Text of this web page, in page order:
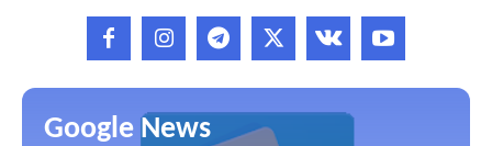
Google News